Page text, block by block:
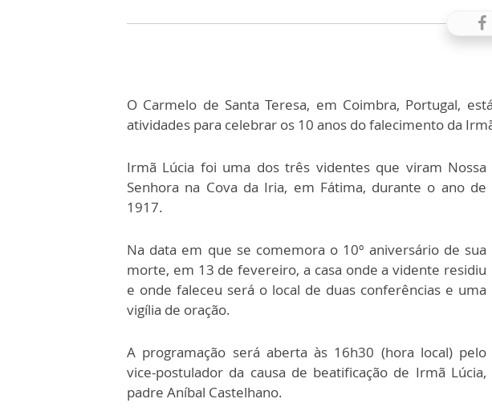
O Carmelo de Santa Teresa, em Coimbra, Portugal,
atividades para celebrar os 10 anos do falecimento da
Irmã Lúcia foi uma dos três videntes que viram Nossa
Senhora na Cova da Iria, em Fátima, durante o ano de
1917.
Na data em que se comemora o 10º aniversário de sua
morte, em 13 de fevereiro, a casa onde a vidente residiu
e onde faleceu será o local de duas conferências e uma
vigília de oração.
A programação será aberta às 16h30 (hora local) pelo
vice-postulador da causa de beatificação de Irmã Lúcia,
padre Aníbal Castelhano.